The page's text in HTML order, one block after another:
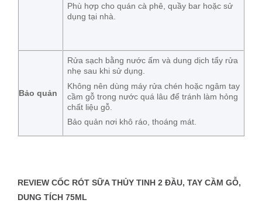
Phù hợp cho quán cà phê, quầy bar hoặc sử
dụng tại nhà.
Bảo quản
Rửa sạch bằng nước ấm và dung dịch tẩy rửa
nhẹ sau khi sử dụng.
Không nên dùng máy rửa chén hoặc ngâm tay
cầm gỗ trong nước quá lâu để tránh làm hỏng
chất liệu gỗ.
Bảo quản nơi khô ráo, thoáng mát.
REVIEW CỐC RÓT SỮA THỦY TINH 2 ĐẦU, TAY CẦM GỖ,
DUNG TÍCH 75ML